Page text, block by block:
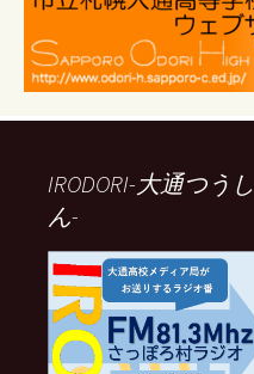
IRODORI-大通つうし
ん-